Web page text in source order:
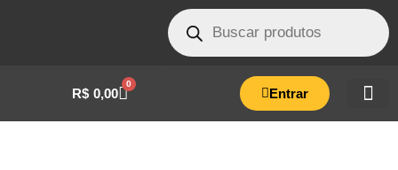
R$ 0,00
0
Entrar